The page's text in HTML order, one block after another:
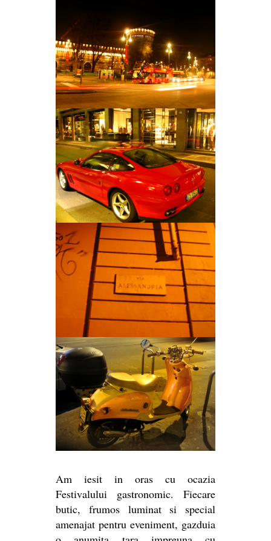
Am iesit in oras cu ocazia
Festivalului gastronomic. Fiecare
butic, frumos luminat si special
amenajat pentru eveniment, gazduia